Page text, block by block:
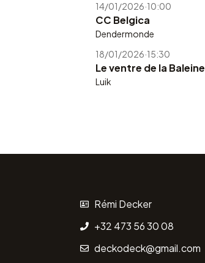
14/01/2026·10:00
CC Belgica
Dendermonde
18/01/2026·15:30
Le ventre de la Baleine
Luik
Rémi Decker
+32 473 56 30 08
deckodeck@gmail.com